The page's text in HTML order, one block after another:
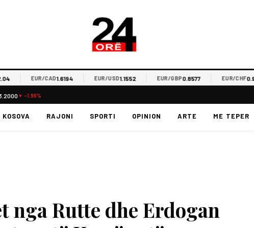
EUR/CAD1.6194 EUR/USD1.1552 EUR/GBP0.8577 EUR/CHF0.9328
▼ -1.96%
KOSOVA RAJONI SPORTI OPINION ARTE ME TEPER
nga Rutte dhe Erdogan